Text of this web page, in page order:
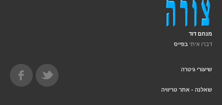
מנחם דוד
דברו איתי בפייס
שיעורי גיטרה
שאלנה - אתר טריוויה